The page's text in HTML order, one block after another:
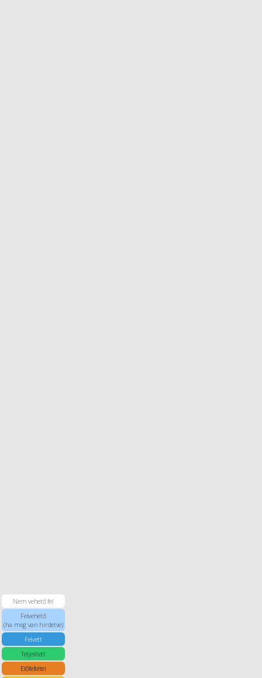
Nem vehető fel
Felvehető
(ha meg van hirdetve)
Felvett
Teljesített
Előfeltétel